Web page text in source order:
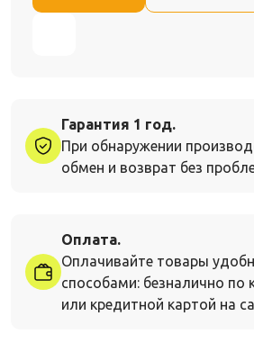
Гарантия 1 год.
При обнаружении
обмен и возврат без
Оплата.
Оплачивайте товары
способами: безналично по
или кредитной картой на